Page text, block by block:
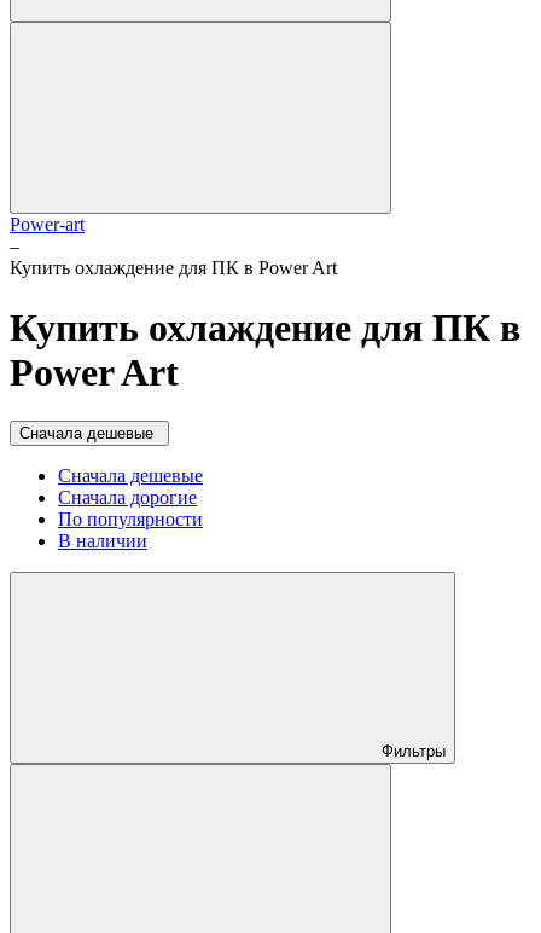
Power-art
–
Купить охлаждение для ПК в Power Art
Купить охлаждение для ПК в
Power Art
Сначала дешевые
Сначала дешевые
Сначала дорогие
По популярности
В наличии
Фильтры